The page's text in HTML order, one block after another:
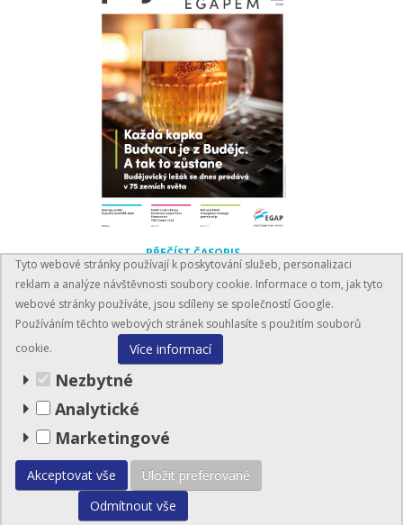
PŘEČÍST ČASOPIS
Mapa stránek
Tyto webové stránky používají k poskytování služeb, personalizaci
reklam a analýze návštěvnosti soubory cookie. Informace o tom, jak tyto
webové stránky používáte, jsou sdíleny se společností Google.
Používáním těchto webových stránek souhlasíte s použitím souborů
cookie.
Více informací
Nezbytné
Analytické
Marketingové
Akceptovat vše
Uložit preferované
Odmítnout vše